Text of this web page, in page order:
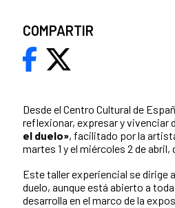
Desde el Centro Cultural de
reflexionar, expresar y vivenciar
el duelo», facilitado por la
martes 1 y el miércoles 2 de abril,
Este taller experiencial se dirige
duelo, aunque está abierto a
desarrolla en el marco de la
COMPARTIR